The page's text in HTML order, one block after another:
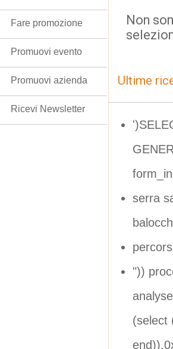
Non
Ultime
serra
"))
(select
Fare promozione
Promuovi evento
Promuovi azienda
Ricevi Newsletter